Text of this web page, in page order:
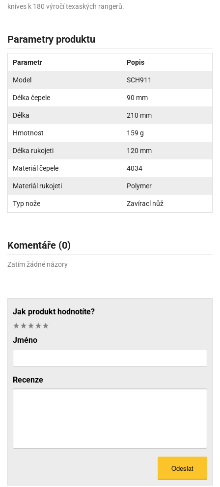
knives k 180 výročí texaských rangerů.
Parametry produktu
Parametr Popis
Model SCH911
Délka čepele 90 mm
Délka 210 mm
Hmotnost 159 g
Délka rukojeti 120 mm
Materiál čepele 4034
Materiál rukojeti Polymer
Typ nože Zavírací nůž
Komentáře (0)
Zatím žádné názory
Jak produkt hodnotíte?
Jméno
Recenze
Odeslat